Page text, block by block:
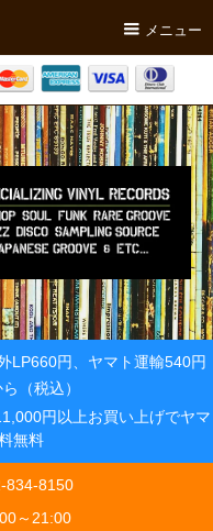
メニュー
LP660円、ヤマト運輸540円
（税込）
円以上お買い上げでヤマ
無料
834-8150
～21:00